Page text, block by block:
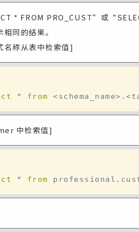
* FROM PRO_CUST”或
同的结果。
名称从表中检索值]
* from <schema_name> . <
中检索值]
* from professional .